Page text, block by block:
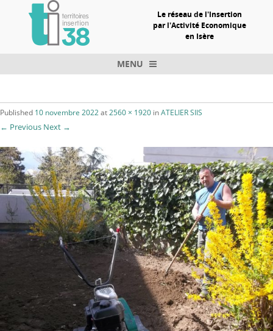
Le réseau de l'Insertion
par l'Activité Economique
en Isère
MENU
Published 10 novembre 2022at2560 × 1920 inATELIER SIIS
← Previous Next →